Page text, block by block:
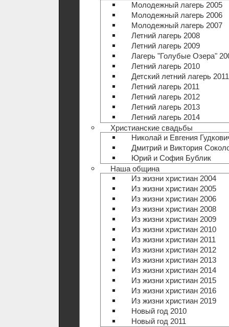
Молодежный лагерь 2005
Молодежный лагерь 2006
Молодежный лагерь 2007
Летний лагерь 2008
Летний лагерь 2009
Лагерь "Голубые Озера"
Летний лагерь 2010
Детский летний лагерь 2011
Летний лагерь 2011
Летний лагерь 2012
Летний лагерь 2013
Летний лагерь 2014
Христианские свадьбы
Николай и Евгения
Дмитрий и Виктория
Юрий и София Бублик
Наша община
Из жизни христиан 2004
Из жизни христиан 2005
Из жизни христиан 2006
Из жизни христиан 2008
Из жизни христиан 2009
Из жизни христиан 2010
Из жизни христиан 2011
Из жизни христиан 2012
Из жизни христиан 2013
Из жизни христиан 2014
Из жизни христиан 2015
Из жизни христиан 2016
Из жизни христиан 2019
Новый год 2010
Новый год 2011